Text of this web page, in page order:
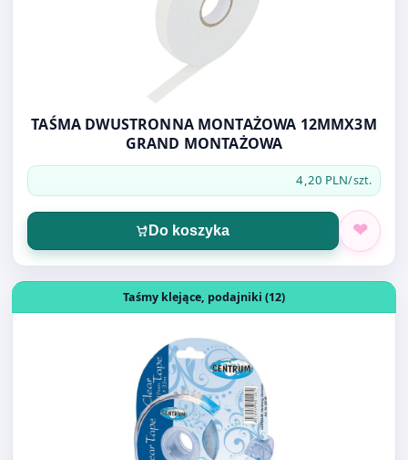
TAŚMA DWUSTRONNA MONTAŻOWA 12MMX3M
GRAND MONTAŻOWA
Do koszyka
Otwórz produkt: TAŚMA KLEJĄCA 19/33 CENTRUM Z
Taśmy klejące, podajniki (12)
TAŚMA KLEJĄCA 19/33 CENTRUM Z
PODAJNIKIEM 80148